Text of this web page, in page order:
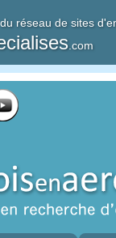
réseau de sites
.com